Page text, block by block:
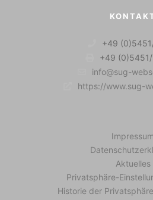
+49
+49
info@sug-
https://www.sug-
Impressum
Aktuelles
Privatsphäre-
Historie der